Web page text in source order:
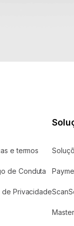
e termos
de Conduta
de Privacidade